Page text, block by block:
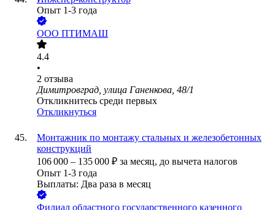
Опыт 1-3 года
ООО ПТИМАШ
4.4
•
2 отзыва
Димитровград, улица Ганенкова, 48/1
Откликнитесь среди первых
Откликнуться
Монтажник по монтажу стальных и железобетонных
конструкций
106 000 – 135 000 ₽ за месяц, до вычета налогов
Опыт 1-3 года
Выплаты: Два раза в месяц
Филиал областного государственного казенного